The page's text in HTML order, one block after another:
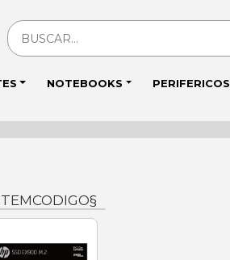
NOTEBOOKS PERIFERICOS